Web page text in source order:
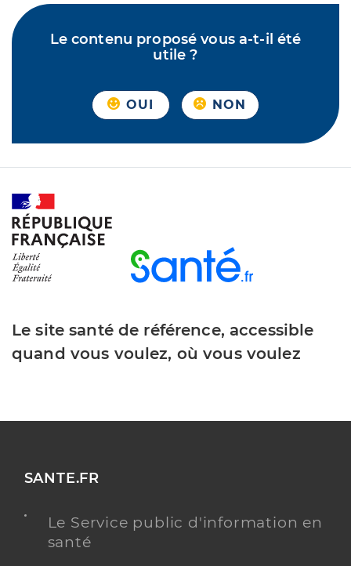
Le contenu proposé vous a-t-il été
utile ?
OUI NON
Le site santé de référence, accessible
quand vous voulez, où vous voulez
SANTE.FR
Le Service public d'information en
santé